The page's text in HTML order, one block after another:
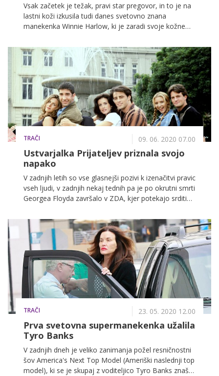
Vsak začetek je težak, pravi star pregovor, in to je na
lastni koži izkusila tudi danes svetovno znana
manekenka Winnie Harlow, ki je zaradi svoje kožne
soočajo z izgubo pigmenta, pred leti še bolj
spodbudila zanimanje svetovne javnosti. Prvič pa se je
pojavila prav v razvpitem modnem resničnostnem
šovu America's Next Top Model, ki ta konec tedna
prihaja tudi na VOYO.
TRAČI 09. 06. 2020 07.00
Ustvarjalka Prijateljev priznala svojo
napako
V zadnjih letih so vse glasnejši pozivi k izenačitvi pravic
vseh ljudi, v zadnjih nekaj tednih pa je po okrutni smrti
Georgea Floyda završalo v ZDA, kjer potekajo srditi
državljanov. V luči aktualnega dogajanja se je oglasila
tudi Marta Kauffman, ena izmed glavnih ustvarjalk
kultne humoristične nanizanke Prijatelji, in priznala, da
v seriji niso dali dovolj poudarka raznolikosti.
TRAČI 23. 05. 2020 12.00
Prva svetovna supermanekenka užalila
Tyro Banks
V zadnjih dneh je veliko zanimanja požel resničnostni
šov America's Next Top Model (Ameriški naslednji top
model), ki se je skupaj z voditeljico Tyro Banks znašel